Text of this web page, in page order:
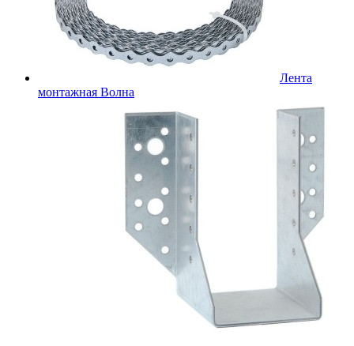
Лента
монтажная Волна